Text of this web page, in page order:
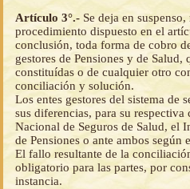
Artículo 3°.- Se deja en
procedimiento dispuesto en el
conclusión, toda forma de cobro
gestores de Pensiones y de Salud,
constituídas o de cualquier otro
conciliación y solución.
Los entes gestores del sistema de
sus diferencias, para su
Nacional de Seguros de Salud, el
de Pensiones o ante ambos según
El fallo resultante de la
obligatorio para las partes, por
instancia.